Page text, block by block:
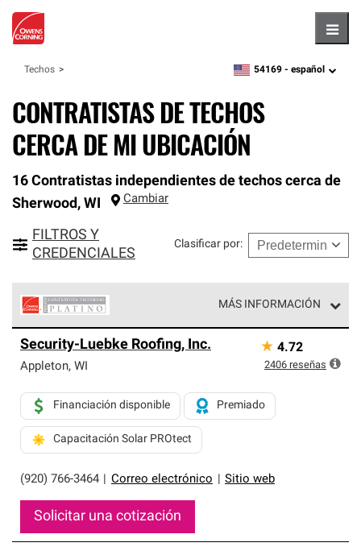
Techos zipcode,language
54169 - español
CONTRATISTAS DE TECHOS
CERCA DE MI UBICACIÓN
16 Contratistas independientes de techos cerca de
Sherwood, WI Cambiar
FILTROS Y
CREDENCIALES
Clasificar por:
MÁS INFORMACIÓN
Corning constituyen el nivel superior de nuestra red
exclusiva y cumplen con estándares estrictos de
Solo ellos pueden ofrecer nuestra mejor garantía de
sistemas de techos.
Security-Luebke Roofing, Inc.
Appleton, WI
(920) 766-3464 Correo electrónico Sitio web
Financiación disponible Premiado
Capacitación Solar PROtect
Solicitar una cotización
★ 4.72
2406 reseñas